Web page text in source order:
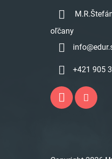
oľčany
info@
+421 905